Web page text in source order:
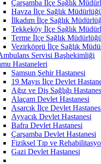
Çarşamba İlçe Sağlık
Havza İlçe Sağlık
İlkadım İlçe Sağlık
Tekkeköy İlçe Sağlık
Terme İlçe Sağlık Müdürlüğü
Vezirköprü İlçe Sağlık
Servisi Başhekimliği
Hastaneleri
Samsun Şehir Hastanesi
19 Mayıs İlçe Devlet
Ağız ve Diş Sağlığı
Alaçam Devlet Hastanesi
Asarcık İlçe Devlet
Ayvacık Devlet Hastanesi
Bafra Devlet Hastanesi
Çarşamba Devlet Hastanesi
Fiziksel Tıp ve
Gazi Devlet Hastanesi